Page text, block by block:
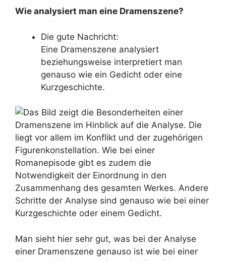
Wie analysiert man eine Dramenszene?
Die gute Nachricht:
Eine Dramenszene analysiert
beziehungsweise interpretiert man
genauso wie ein Gedicht oder eine
Kurzgeschichte.
Man sieht hier sehr gut, was bei der Analyse
einer Dramenszene genauso ist wie bei einer